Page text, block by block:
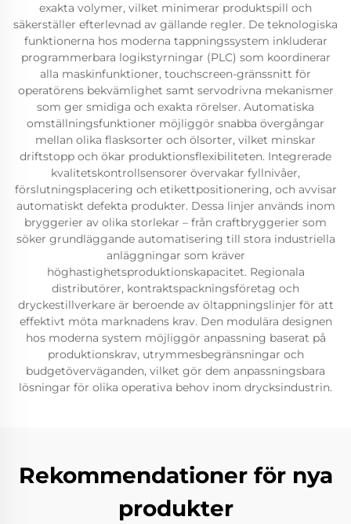
exakta volymer, vilket minimerar produktspill och
säkerställer efterlevnad av gällande regler. De teknologiska
funktionerna hos moderna tappningssystem inkluderar
programmerbara logikstyrningar (PLC) som koordinerar
alla maskinfunktioner, touchscreen-gränssnitt för
operatörens bekvämlighet samt servodrivna mekanismer
som ger smidiga och exakta rörelser. Automatiska
omställningsfunktioner möjliggör snabba övergångar
mellan olika flasksorter och ölsorter, vilket minskar
driftstopp och ökar produktionsflexibiliteten. Integrerade
kvalitetskontrollsensorer övervakar fyllnivåer,
förslutningsplacering och etikettpositionering, och avvisar
automatiskt defekta produkter. Dessa linjer används inom
bryggerier av olika storlekar – från craftbryggerier som
söker grundläggande automatisering till stora industriella
anläggningar som kräver
höghastighetsproduktionskapacitet. Regionala
distributörer, kontraktspackningsföretag och
dryckestillverkare är beroende av öltappningslinjer för att
effektivt möta marknadens krav. Den modulära designen
hos moderna system möjliggör anpassning baserat på
produktionskrav, utrymmesbegränsningar och
budgetöverväganden, vilket gör dem anpassningsbara
lösningar för olika operativa behov inom drycksindustrin.
Rekommendationer för nya
produkter